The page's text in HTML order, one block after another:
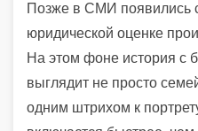
Позже в СМИ появились
юридической оценке
На этом фоне история с
выглядит не просто
одним штрихом к